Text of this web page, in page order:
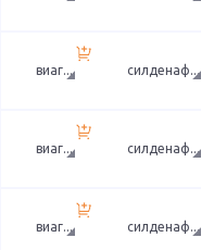
виаг... силденаф...
виаг... силденаф...
виаг... силденаф...